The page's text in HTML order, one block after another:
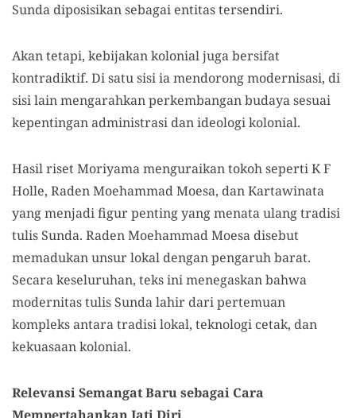
Sunda diposisikan sebagai entitas tersendiri.
Akan tetapi, kebijakan kolonial juga bersifat
kontradiktif. Di satu sisi ia mendorong modernisasi, di
sisi lain mengarahkan perkembangan budaya sesuai
kepentingan administrasi dan ideologi kolonial.
Hasil riset Moriyama menguraikan tokoh seperti K F
Holle, Raden Moehammad Moesa, dan Kartawinata
yang menjadi figur penting yang menata ulang tradisi
tulis Sunda. Raden Moehammad Moesa disebut
memadukan unsur lokal dengan pengaruh barat.
Secara keseluruhan, teks ini menegaskan bahwa
modernitas tulis Sunda lahir dari pertemuan
kompleks antara tradisi lokal, teknologi cetak, dan
kekuasaan kolonial.
Relevansi Semangat Baru sebagai Cara